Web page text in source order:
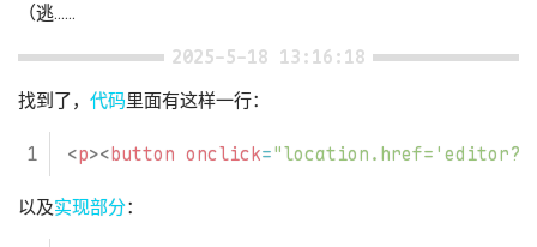
（逃……
2025-5-18 13:16:18
找到了， 代码里面有这样一行：
<p><button onclick=
以及实现部分：